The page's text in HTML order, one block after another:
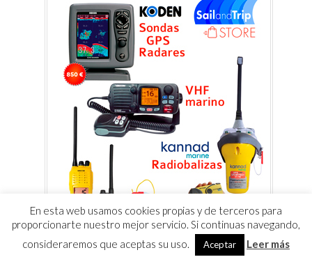
En esta web usamos cookies propias y de terceros para
proporcionarte nuestro mejor servicio. Si continuas navegando,
consideraremos que aceptas su uso.
Aceptar Leer más